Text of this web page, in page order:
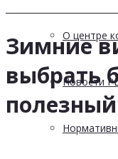
О центре
Новости
Зимние
выбрать